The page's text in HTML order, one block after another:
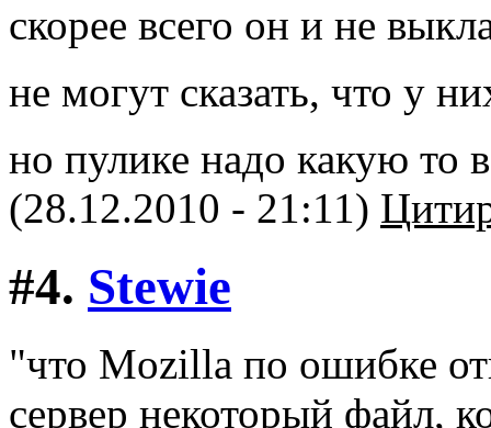
скорее всего он и не
не могут сказать, что у
но пулике надо какую то
(28.12.2010 - 21:11)
#4. Stewie
"что Mozilla по ошибке
сервер некоторый файл,